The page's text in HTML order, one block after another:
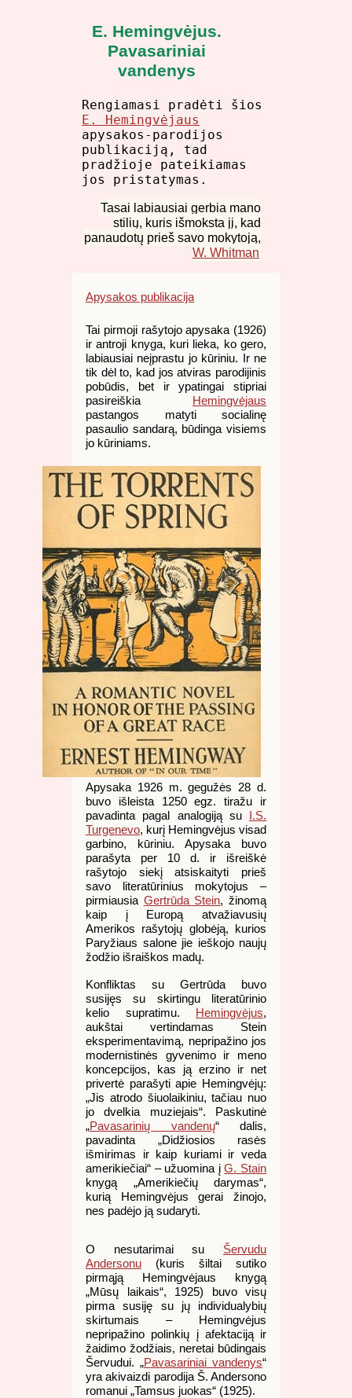
E. Hemingvėjus.
Pavasariniai
vandenys
Rengiamasi pradėti šios
E. Hemingvėjaus
apysakos-parodijos
publikaciją, tad
pradžioje pateikiamas
jos pristatymas.
Tasai labiausiai gerbia mano
stilių, kuris išmoksta jį, kad
panaudotų prieš savo mokytoją,
W. Whitman
Apysakos publikacija
Tai pirmoji rašytojo apysaka (1926)
ir antroji knyga, kuri lieka, ko gero,
labiausiai neįprastu jo kūriniu. Ir ne
tik dėl to, kad jos atviras parodijinis
pobūdis, bet ir ypatingai stipriai
pasireiškia Hemingvėjaus
pastangos matyti socialinę
pasaulio sandarą, būdinga visiems
jo kūriniams.
Apysaka 1926 m. gegužės 28 d.
buvo išleista 1250 egz. tiražu ir
pavadinta pagal analogiją su I.S.
Turgenevo, kurį Hemingvėjus visad
garbino, kūriniu. Apysaka buvo
parašyta per 10 d. ir išreiškė
rašytojo siekį atsiskaityti prieš
savo literatūrinius mokytojus –
pirmiausia Gertrūda Stein, žinomą
kaip į Europą atvažiavusių
Amerikos rašytojų globėją, kurios
Paryžiaus salone jie ieškojo naujų
žodžio išraiškos madų.
Konfliktas su Gertrūda buvo
susijęs su skirtingu literatūrinio
kelio supratimu. Hemingvėjus,
aukštai vertindamas Stein
eksperimentavimą, nepripažino jos
modernistinės gyvenimo ir meno
koncepcijos, kas ją erzino ir net
privertė parašyti apie Hemingvėjų:
„Jis atrodo šiuolaikiniu, tačiau nuo
jo dvelkia muziejais“. Paskutinė
„Pavasarinių vandenų“ dalis,
pavadinta „Didžiosios rasės
išmirimas ir kaip kuriami ir veda
amerikiečiai“ – užuomina įG. Stain
knygą „Amerikiečių darymas“,
kurią Hemingvėjus gerai žinojo,
nes padėjo ją sudaryti.
O nesutarimai su Šervudu
Andersonu (kuris šiltai sutiko
pirmąją Hemingvėjaus knygą
„Mūsų laikais“, 1925) buvo visų
pirma susiję su jų individualybių
skirtumais – Hemingvėjus
nepripažino polinkių į afektaciją ir
žaidimo žodžiais, neretai būdingais
Šervudui. „Pavasariniai vandenys“
yra akivaizdi parodija Š. Andersono
romanui „Tamsus juokas“ (1925).